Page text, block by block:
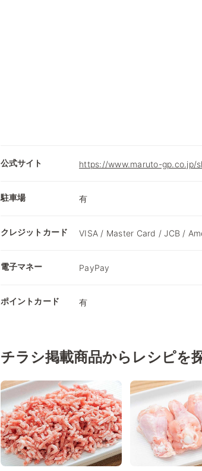
公式サイト https://www.maruto-gp.co.jp/
駐車場 有
クレジットカード VISA / Master Card / JCB /
電子マネー PayPay
ポイントカード 有
チラシ掲載商品からレシピを